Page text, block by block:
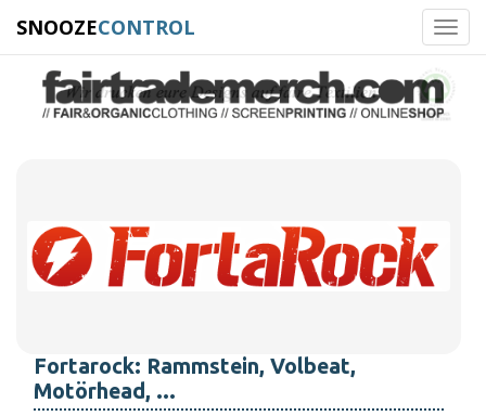
SNOOZECONTROL
Fortarock: Rammstein, Volbeat,
Motörhead, ...